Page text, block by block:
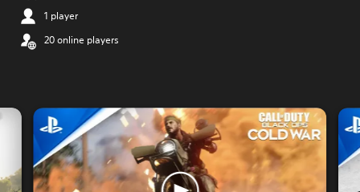
1 player
20 online players